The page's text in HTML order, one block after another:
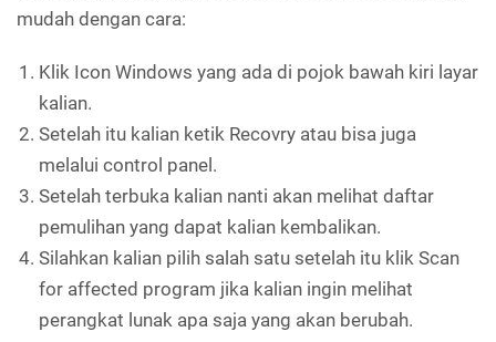
mudah dengan cara:
Klik Icon Windows yang ada di pojok bawah kiri layar
kalian.
Setelah itu kalian ketik Recovry atau bisa juga
melalui control panel.
Setelah terbuka kalian nanti akan melihat daftar
pemulihan yang dapat kalian kembalikan.
Silahkan kalian pilih salah satu setelah itu klik Scan
for affected program jika kalian ingin melihat
perangkat lunak apa saja yang akan berubah.